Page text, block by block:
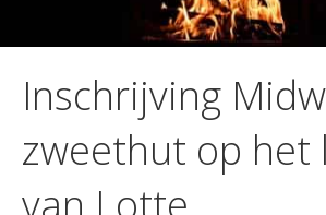
Inschrijving
zweethut op het